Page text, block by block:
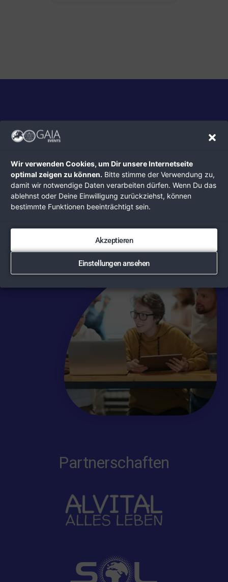
Wir verwenden Cookies, um Dir unsere Internetseite
optimal zeigen zu können. Bitte stimme der Verwendung zu,
damit wir notwendige Daten verarbeiten dürfen. Wenn Du das
ablehnst oder Deine Einwilligung zurückziehst, können
bestimmte Funktionen beeinträchtigt sein.
Akzeptieren
Einstellungen ansehen
Bring auch Du Deine Events hier online!
UNSERE ANGEBOTE
Es ist einfach.
Partnerschaften